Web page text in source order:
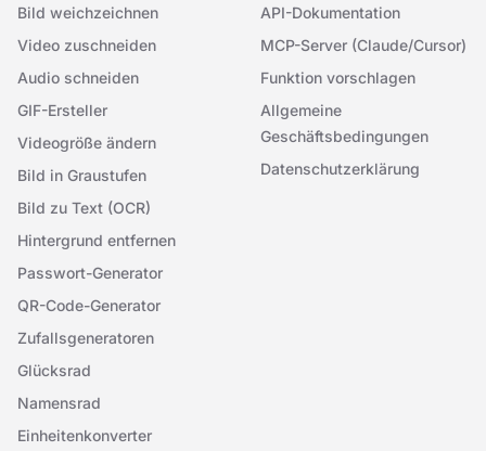
Bild weichzeichnen
Video zuschneiden
Audio schneiden
GIF-Ersteller
Videogröße ändern
Bild in Graustufen
Bild zu Text (OCR)
Hintergrund entfernen
Passwort-Generator
QR-Code-Generator
Zufallsgeneratoren
Glücksrad
Namensrad
Einheitenkonverter
API-Dokumentation
MCP-Server (Claude/Cursor)
Funktion vorschlagen
Allgemeine
Geschäftsbedingungen
Datenschutzerklärung